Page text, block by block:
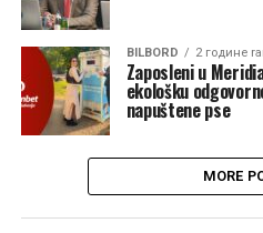
BILBORD 2 године
Zaposleni u
ekološku
napuštene pse
MORE